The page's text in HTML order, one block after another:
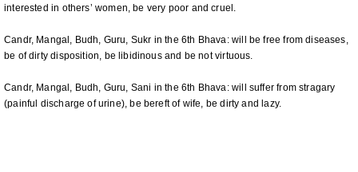
interested in others’ women, be very poor and cruel.
Candr, Mangal, Budh, Guru, Sukr in the 6th Bhava: will be free from diseases,
be of dirty disposition, be libidinous and be not virtuous.
Candr, Mangal, Budh, Guru, Sani in the 6th Bhava: will suffer from stragary
(painful discharge of urine), be bereft of wife, be dirty and lazy.